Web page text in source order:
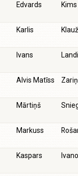
Edvards Kims
Karlis
Ivans
Alvis Matīss
Mārtiņš
Markuss
Kaspars